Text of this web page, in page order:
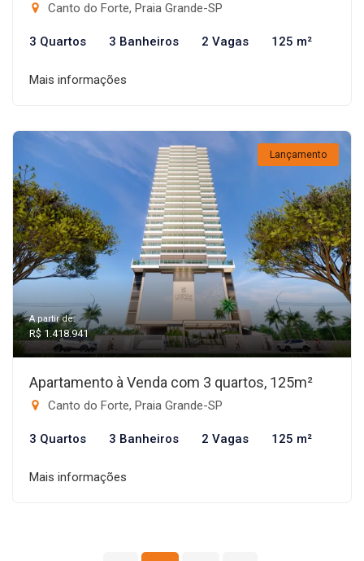
Canto do Forte, Praia Grande-SP
3 Quartos 3 Banheiros 2 Vagas 125 m²
Mais informações
Lançamento
A partir de:
R$ 1.418.941
Apartamento à Venda com 3 quartos, 125m²
Canto do Forte, Praia Grande-SP
3 Quartos 3 Banheiros 2 Vagas 125 m²
Mais informações